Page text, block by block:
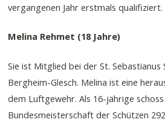
vergangenen Jahr erstmals qualifiziert.
Melina Rehmet (18 Jahre)
Sie ist Mitglied bei der St.
Bergheim-Glesch. Melina ist eine
dem Luftgewehr. Als 16-jährige
Bundesmeisterschaft der Schützen